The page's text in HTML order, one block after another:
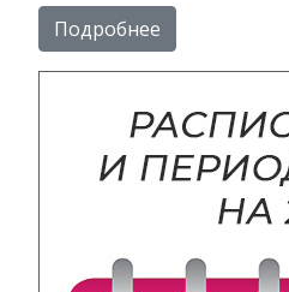
Подробнее